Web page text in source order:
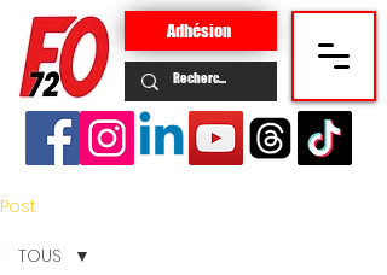
Adhésion
Post
TOUS